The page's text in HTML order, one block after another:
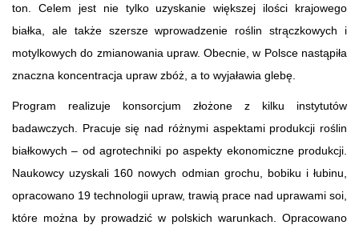
ton. Celem jest nie tylko uzyskanie większej ilości krajowego
białka, ale także szersze wprowadzenie roślin strączkowych i
motylkowych do zmianowania upraw. Obecnie, w Polsce nastąpiła
znaczna koncentracja upraw zbóż, a to wyjaławia glebę.
Program realizuje konsorcjum złożone z kilku instytutów
badawczych. Pracuje się nad różnymi aspektami produkcji roślin
białkowych – od agrotechniki po aspekty ekonomiczne produkcji.
Naukowcy uzyskali 160 nowych odmian grochu, bobiku i łubinu,
opracowano 19 technologii upraw, trawią prace nad uprawami soi,
które można by prowadzić w polskich warunkach. Opracowano